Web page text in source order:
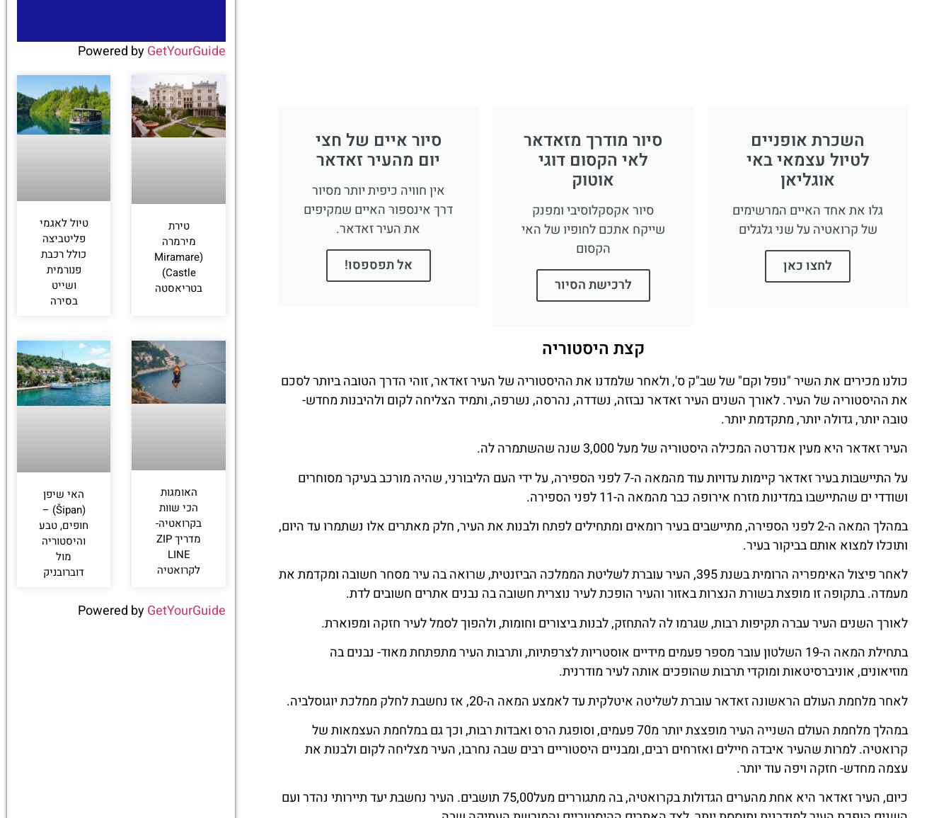
השכרת אופניים
לטיול עצמאי באי
אוגליאן
גלו את אחד האיים המרשימים
של קרואטיה על שני גלגלים
לחצו כאן
סיור מודרך מזאדאר
לאי הקסום דוגי
אוטוק
סיור אקסקלוסיבי ומפנק
שייקח אתכם לחופיו של האי
הקסום
לרכישת הסיור
סיור איים של חצי
יום מהעיר זאדאר
אין חוויה כיפית יותר מסיור
דרך אינספור האיים שמקיפים
את העיר זאדאר.
אל תפספסו!
קצת היסטוריה
כולנו מכירים את השיר "נופל וקם" של שב"ק ס', ולאחר שלמדנו את ההיסטוריה של העיר זאדאר, זוהי הדרך הטובה ביותר לסכם
את ההיסטוריה של העיר. לאורך השנים העיר זאדאר נבזזה, נשדדה, נהרסה, נשרפה, ותמיד הצליחה לקום ולהיבנות מחדש-
טובה יותר, גדולה יותר, מתקדמת יותר.
העיר זאדאר היא מעין אנדרטה המכילה היסטוריה של מעל 3,000 שנה שהשתמרה לה.
על התיישבות בעיר זאדאר קיימות עדויות עוד מהמאה ה-7 לפני הספירה, על ידי העם הליבורני, שהיה מורכב בעיקר מסוחרים
ושודדי ים שהתיישבו במדינות מזרח אירופה כבר מהמאה ה-11 לפני הספירה.
במהלך המאה ה-2 לפני הספירה, מתיישבים בעיר רומאים ומתחילים לפתח ולבנות את העיר, חלק מאתרים אלו נשתמרו עד היום,
ותוכלו למצוא אותם בביקור בעיר.
לאחר פיצול האימפריה הרומית בשנת 395, העיר עוברת לשליטת הממלכה הביזנטית, שרואה בה עיר מסחר חשובה ומקדמת את
מעמדה. בתקופה זו מופצת בשורת הנצרות באזור והעיר הופכת לעיר נוצרית חשובה בה נבנים אתרים חשובים לדת.
לאורך השנים העיר עברה תקיפות רבות, שגרמו לה להתחזק, לבנות ביצורים וחומות, ולהפוך לסמל לעיר חזקה ומפוארת.
בתחילת המאה ה-19 השלטון עובר מספר פעמים מידיים אוסטריות לצרפתיות, ותרבות העיר מתפתחת מאוד- נבנים בה
מוזיאונים, אוניברסיטאות ומוקדי תרבות שהופכים אותה לעיר מודרנית.
לאחר מלחמת העולם הראשונה זאדאר עוברת לשליטה איטלקית עד לאמצע המאה ה-20, אז נחשבת לחלק ממלכת יוגוסלביה.
במהלך מלחמת העולם השנייה העיר מופצצת יותר מ70 פעמים, וסופגת הרס ואבדות רבות, וכך גם במלחמת העצמאות של
קרואטיה. למרות שהעיר איבדה חיילים ואזרחים רבים, ומבניים היסטוריים רבים שבה נחרבו, העיר מצליחה לקום ולבנות את
עצמה מחדש- חזקה ויפה עוד יותר.
כיום, העיר זאדאר היא אחת מהערים הגדולות בקרואטיה, בה מתגוררים מעל75,00 תושבים. העיר נחשבת יעד תיירותי נהדר ועם
Powered byGetYourGuide
טירת
מירמרה
(Miramare
Castle)
בטריאסטה
טיול לאגמי
פליטביצה
כולל רכבת
פנורמית
ושייט
בסירה
האומגות
הכי שוות
בקרואטיה-
מדריך ZIP
LINE
לקרואטיה
האי שיפן
(Šipan) –
חופים, טבע
והיסטוריה
מול
דוברובניק
Powered byGetYourGuide